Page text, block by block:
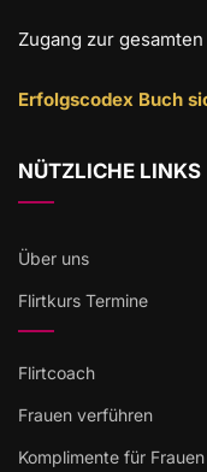
Zugang zur
Erfolgscodex Buch
NÜTZLICHE LINKS
Über uns
Flirtkurs Termine
Flirtcoach
Frauen verführen
Komplimente für Frauen